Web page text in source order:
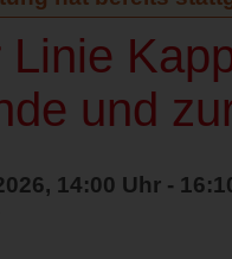
Linie
und
14:00 Uhr -